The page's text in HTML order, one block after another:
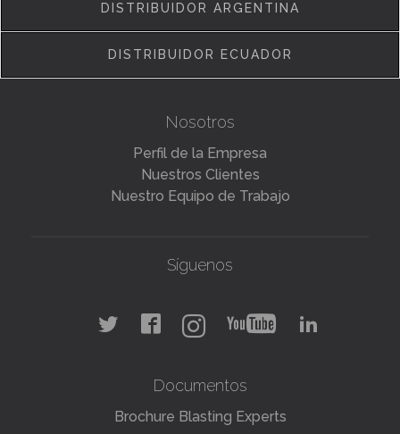
DISTRIBUIDOR ARGENTINA
DISTRIBUIDOR ECUADOR
Nosotros
Perfil de la Empresa
Nuestros Clientes
Nuestro Equipo de Trabajo
Síguenos
Documentos
Brochure Blasting Experts